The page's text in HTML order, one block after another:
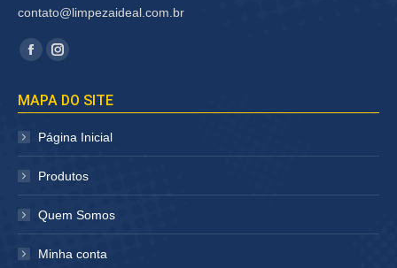
contato@limpezaideal.com.br
Encontre-nos em:
Facebook
abre
em
janela
Instagram
abre
janela
MAPA DO SITE
Página Inicial
Produtos
Quem Somos
Minha conta